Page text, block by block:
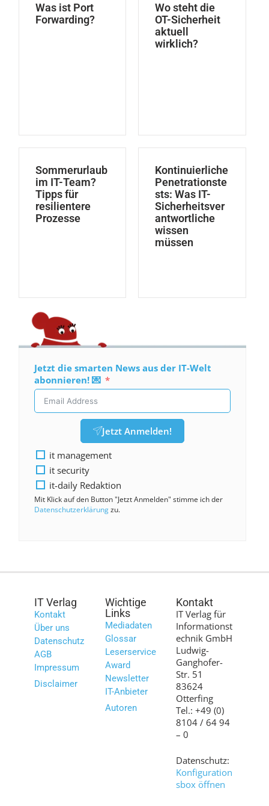
Was ist Port
Forwarding?
Wo steht die
OT-Sicherheit
aktuell
wirklich?
Sommerurlaub
im IT-Team?
Tipps für
resilientere
Prozesse
Kontinuierliche
Penetrationste
sts: Was IT-
Sicherheitsver
antwortliche
wissen
müssen
Jetzt die smarten News aus der IT-Welt
abonnieren! 💌
Jetzt Anmelden!
it management
it security
it-daily Redaktion
Mit Klick auf den Button "Jetzt Anmelden" stimme ich der
Datenschutzerklärungzu.
IT Verlag
Kontakt
Über uns
Datenschutz
AGB
Impressum
Disclaimer
Wichtige
Links
Mediadaten
Glossar
Leserservice
Award
Newsletter
IT-Anbieter
Autoren
Kontakt
IT Verlag für
Informationst
echnik GmbH
Ludwig-
Ganghofer-
Str. 51
83624
Otterfing
Tel.: +49 (0)
8104 / 64 94
– 0
Datenschutz:
Konfiguration
sbox öffnen